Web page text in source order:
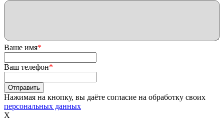
Ваше имя*
Ваш телефон*
Нажимая на кнопку, вы даёте согласие на обработку своих
персональных данных
X